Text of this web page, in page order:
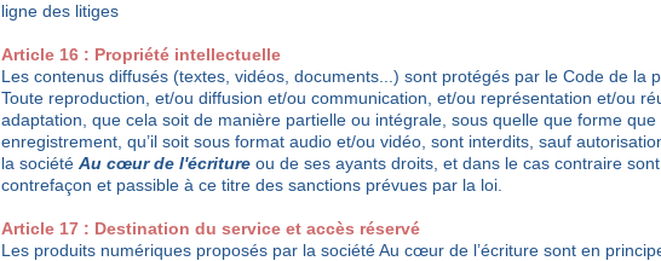
ligne des litiges
Article 16 : Propriété intellectuelle
Les contenus diffusés (textes, vidéos, documents...) sont protégés par le Code de la
Toute reproduction, et/ou diffusion et/ou communication, et/ou représentation et/ou
adaptation, que cela soit de manière partielle ou intégrale, sous quelle que forme que
enregistrement, qu’il soit sous format audio et/ou vidéo, sont interdits, sauf
la société Au cœur de l'écriture ou de ses ayants droits, et dans le cas contraire
contrefaçon et passible à ce titre des sanctions prévues par la loi.
Article 17 : Destination du service et accès réservé
Les produits numériques proposés par la société Au cœur de l’écriture sont en